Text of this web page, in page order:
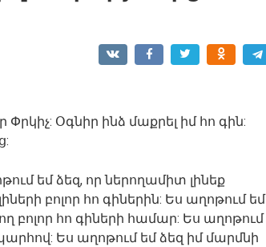
Փրկիչ: Օգնիր ինձ մաքրել իմ հո գին:
եմ ձեզ, որ ներողամիտ լինեք
բոլոր հո գիներին: Ես աղոթում եմ
բոլոր հո գիների համար: Ես աղոթում
Ես աղոթում եմ ձեզ իմ մարմնի